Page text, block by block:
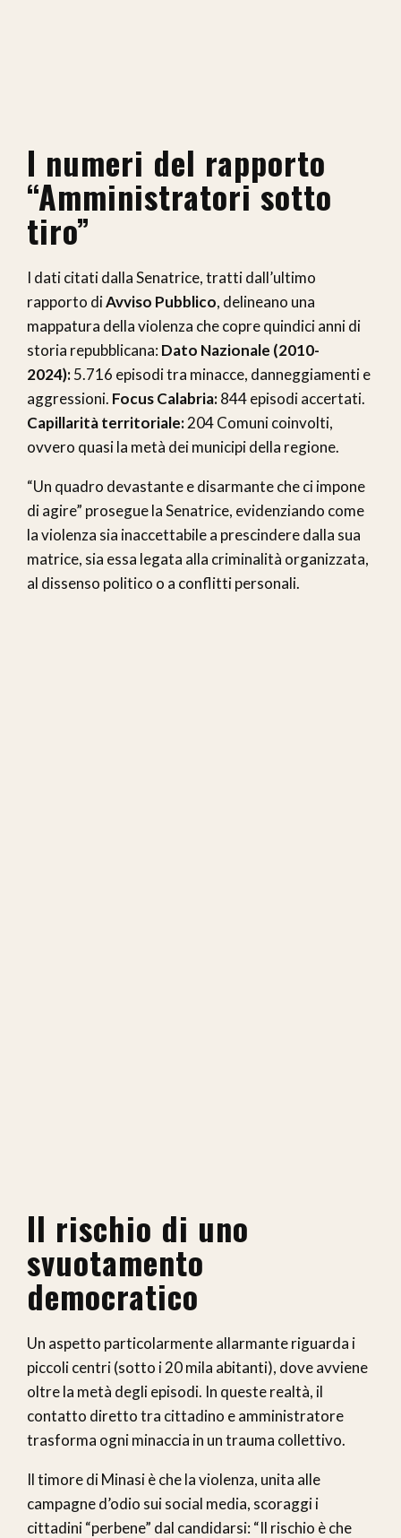
I numeri del rapporto
“Amministratori sotto
tiro”
I dati citati dalla Senatrice, tratti dall’ultimo
rapporto diAvviso Pubblico, delineano una
mappatura della violenza che copre quindici anni di
storia repubblicana: Dato Nazionale (2010-
2024):5.716 episodi tra minacce, danneggiamenti e
aggressioni. Focus Calabria:844 episodi accertati.
Capillarità territoriale:204 Comuni coinvolti,
ovvero quasi la metà dei municipi della regione.
“Un quadro devastante e disarmante che ci impone
di agire” prosegue la Senatrice, evidenziando come
la violenza sia inaccettabile a prescindere dalla sua
matrice, sia essa legata alla criminalità organizzata,
al dissenso politico o a conflitti personali.
Il rischio di uno
svuotamento
democratico
Un aspetto particolarmente allarmante riguarda i
piccoli centri (sotto i 20 mila abitanti), dove avviene
oltre la metà degli episodi. In queste realtà, il
contatto diretto tra cittadino e amministratore
trasforma ogni minaccia in un trauma collettivo.
Il timore di Minasi è che la violenza, unita alle
campagne d’odio sui social media, scoraggi i
cittadini “perbene” dal candidarsi: “Il rischio è che